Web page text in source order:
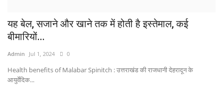
यह बेल, सजाने और खाने तक में होती है इस्तेमाल, कई
बीमारियों...
Admin Jul 1, 2024 0
Health benefits of Malabar Spinitch : उत्तराखंड की राजधानी देहरादून के
आयुर्वेदिक...